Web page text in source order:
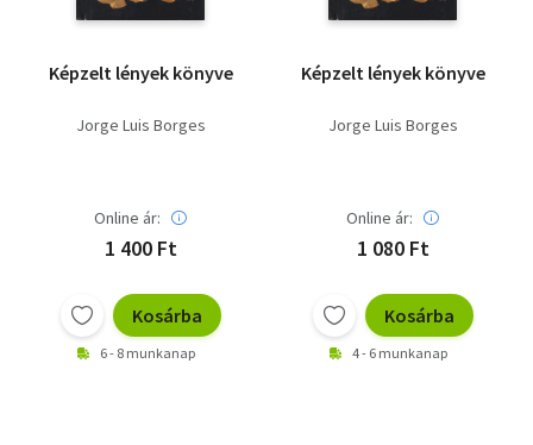
Képzelt lények könyve
Jorge Luis Borges
Online ár:
1 400 Ft
Kosárba
6 - 8 munkanap
Képzelt lények könyve
Jorge Luis Borges
Online ár:
1 080 Ft
Kosárba
4 - 6 munkanap